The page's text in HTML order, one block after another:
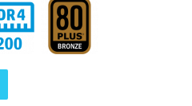
CPU
NVME